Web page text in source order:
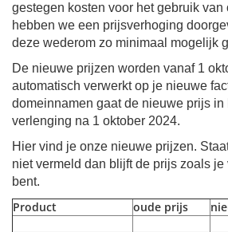
gestegen kosten voor het gebruik van
hebben we een prijsverhoging
deze wederom zo minimaal mogelijk
De nieuwe prijzen worden vanaf 1
automatisch verwerkt op je nieuwe
domeinnamen gaat de nieuwe prijs in
verlenging na 1 oktober 2024.
Hier vind je onze nieuwe prijzen.
niet vermeld dan blijft de prijs zoals je
bent.
Product oude prijs